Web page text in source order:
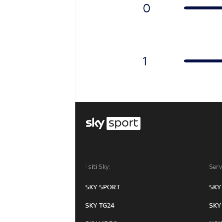
0
1
I siti Sky:
SKY SPORT
SKY TG24